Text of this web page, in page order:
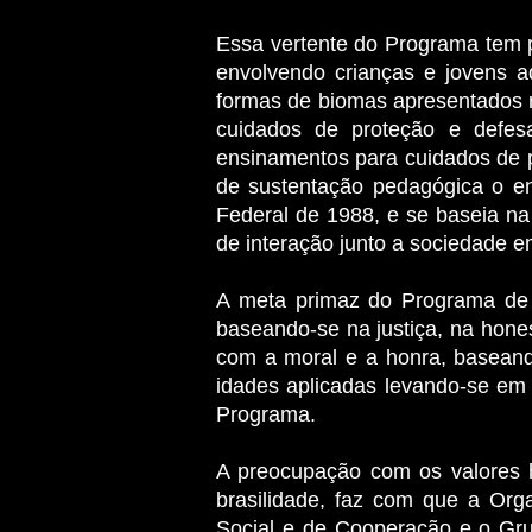
Essa vertente do Programa
envolvendo crianças e jovens
formas de biomas
cuidados de proteção e
ensinamentos para cuidados de
de sustentação pedagógica o
Federal de 1988, e se baseia
de interação junto a sociedade
A meta primaz do Programa
baseando-se na justiça, na
com a moral e a honra,
idades aplicadas levando-se
Programa.
A preocupação com os
brasilidade, faz com que a